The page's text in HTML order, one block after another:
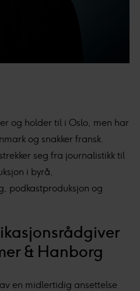
og holder til i Oslo, men har
og snakker fransk.
seg fra journalistikk til
i byrå,
podkastproduksjon og
& Hanborg
en midlertidig ansettelse